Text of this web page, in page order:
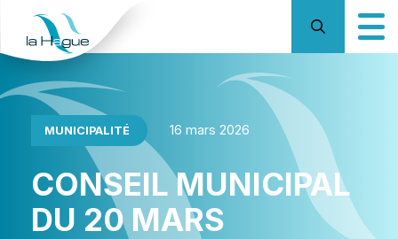
MUNICIPALITÉ 16 mars 2026
CONSEIL MUNICIPAL
DU 20 MARS